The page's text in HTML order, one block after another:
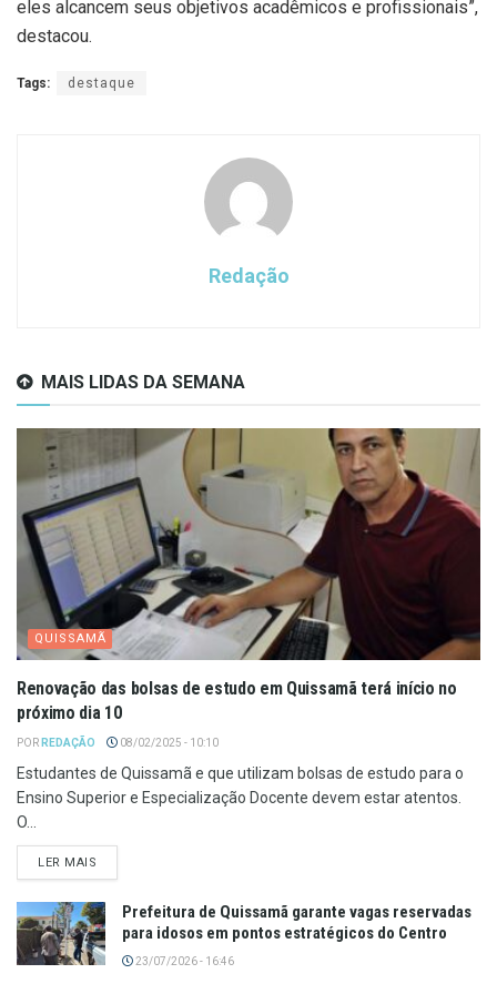
eles alcancem seus objetivos acadêmicos e profissionais”,
destacou.
Tags: destaque
Redação
MAIS LIDAS DA SEMANA
QUISSAMÃ
Renovação das bolsas de estudo em Quissamã terá início no
próximo dia 10
POR REDAÇÃO 08/02/2025 - 10:10
Estudantes de Quissamã e que utilizam bolsas de estudo para o
Ensino Superior e Especialização Docente devem estar atentos.
O...
LER MAIS
Prefeitura de Quissamã garante vagas reservadas
para idosos em pontos estratégicos do Centro
23/07/2026 - 16:46